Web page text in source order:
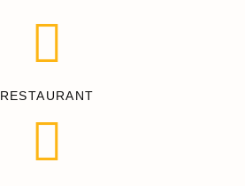
RESTAURANT